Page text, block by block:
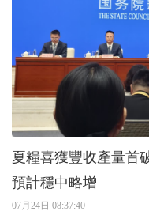
夏糧喜獲豐收產量首
預計穩中略增
07月24日 08:37:40